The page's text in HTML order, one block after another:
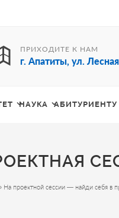
ПРИХОДИТЕ К НАМ
г. Апатиты, ул.
НАУКА АБИТУРИЕНТУ
На проектной сессии — найди себя в